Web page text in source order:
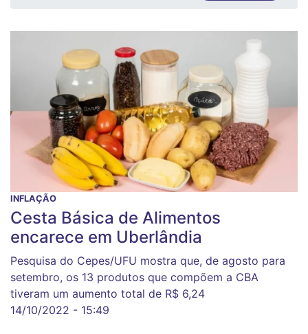
INFLAÇÃO
Cesta Básica de Alimentos
encarece em Uberlândia
Pesquisa do Cepes/UFU mostra que, de agosto para
setembro, os 13 produtos que compõem a CBA
tiveram um aumento total de R$ 6,24
14/10/2022 - 15:49